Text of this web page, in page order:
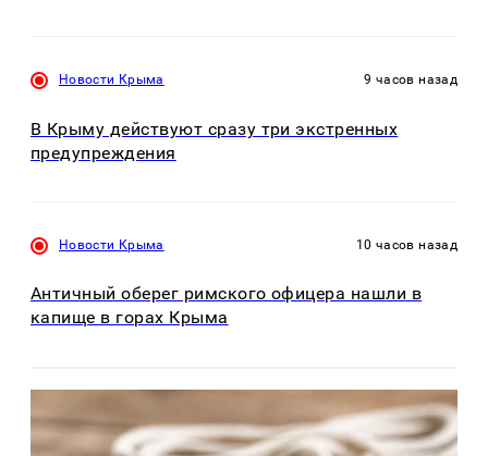
Новости Крыма 9 часов назад
В Крыму действуют сразу три экстренных
предупреждения
Новости Крыма 10 часов назад
Античный оберег римского офицера нашли в
капище в горах Крыма